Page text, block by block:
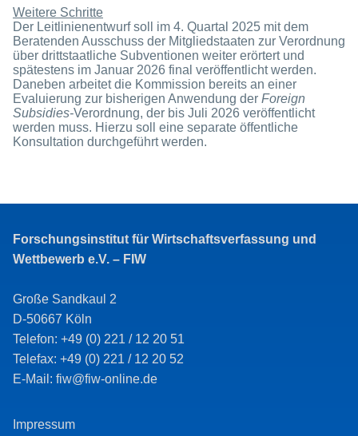
Weitere Schritte
Der Leitlinienentwurf soll im 4. Quartal 2025 mit dem
Beratenden Ausschuss der Mitgliedstaaten zur Verordnung
über drittstaatliche Subventionen weiter erörtert und
spätestens im Januar 2026 final veröffentlicht werden.
Daneben arbeitet die Kommission bereits an einer
Evaluierung zur bisherigen Anwendung der Foreign
Subsidies-Verordnung, der bis Juli 2026 veröffentlicht
werden muss. Hierzu soll eine separate öffentliche
Konsultation durchgeführt werden.
Forschungsinstitut für Wirtschaftsverfassung und
Wettbewerb e.V. – FIW
Große Sandkaul 2
D-50667 Köln
Telefon: +49 (0) 221 / 12 20 51
Telefax: +49 (0) 221 / 12 20 52
E-Mail: fiw@fiw-online.de
Impressum